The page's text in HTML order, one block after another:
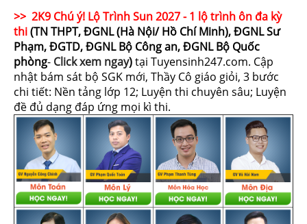
>> 2K9 Chú ý! Lộ Trình Sun 2027 - 1 lộ trình ôn đa kỳ
thi(TN THPT, ĐGNL (Hà Nội/ Hồ Chí Minh), ĐGNL Sư
Phạm, ĐGTD, ĐGNL Bộ Công an, ĐGNL Bộ Quốc
phòng- Click xem ngay)tại Tuyensinh247.com. Cập
nhật bám sát bộ SGK mới, Thầy Cô giáo giỏi, 3 bước
chi tiết: Nền tảng lớp 12; Luyện thi chuyên sâu; Luyện
đề đủ dạng đáp ứng mọi kì thi.